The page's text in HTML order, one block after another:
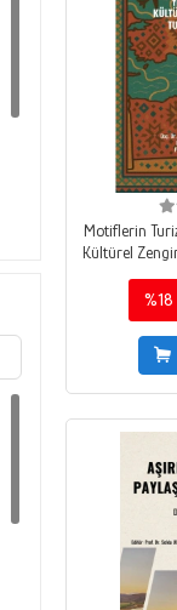
Motiflerin
Kültürel
%18